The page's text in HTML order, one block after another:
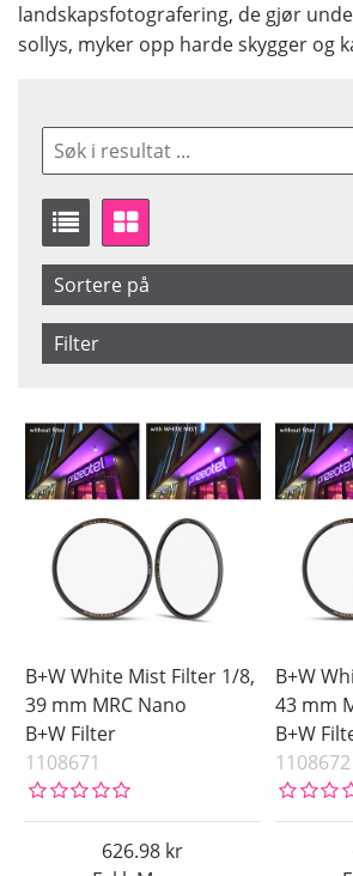
landskapsfotografering, de gjør
sollys, myker opp harde skygger og
Sortere på
Artikelkod
Filter
39 mm
43 mm
46 mm
49 mm
52 mm
55 mm
62 mm
67 mm
72 mm
77 mm
86 mm
På
Ikke
B+W White Mist Filter 1/8,
39 mm MRC Nano
B+W Filter
1108671
626.98
B+W
43 mm
B+W
1108672